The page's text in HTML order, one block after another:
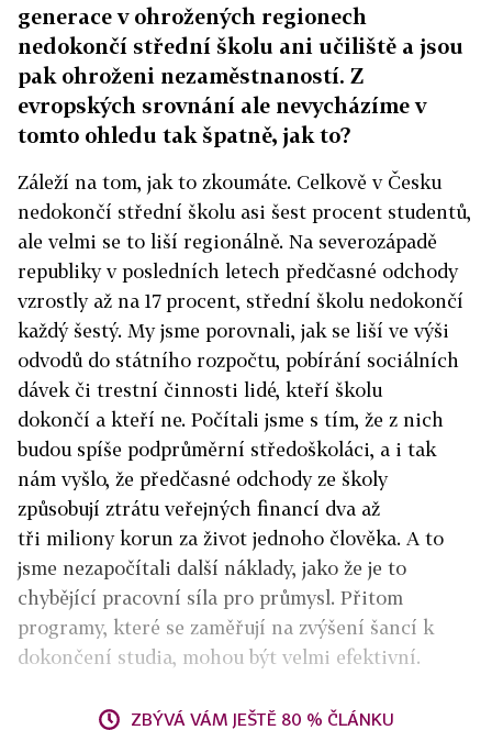
generace v ohrožených regionech
nedokončí střední školu ani učiliště a jsou
pak ohroženi nezaměstnaností. Z
evropských srovnání ale nevycházíme v
tomto ohledu tak špatně, jak to?
Záleží na tom, jak to zkoumáte. Celkově v Česku
nedokončí střední školu asi šest procent studentů,
ale velmi se to liší regionálně. Na severozápadě
republiky v posledních letech předčasné odchody
vzrostly až na 17 procent, střední školu nedokončí
každý šestý. My jsme porovnali, jak se liší ve výši
odvodů do státního rozpočtu, pobírání sociálních
dávek či trestní činnosti lidé, kteří školu
dokončí a kteří ne. Počítali jsme s tím, že z nich
budou spíše podprůměrní středoškoláci, a i tak
nám vyšlo, že předčasné odchody ze školy
způsobují ztrátu veřejných financí dva až
tři miliony korun za život jednoho člověka. A to
jsme nezapočítali další náklady, jako že je to
chybějící pracovní síla pro průmysl. Přitom
programy, které se zaměřují na zvýšení šancí k
dokončení studia, mohou být velmi efektivní.
ZBÝVÁ VÁM JEŠTĚ 80 % ČLÁNKU